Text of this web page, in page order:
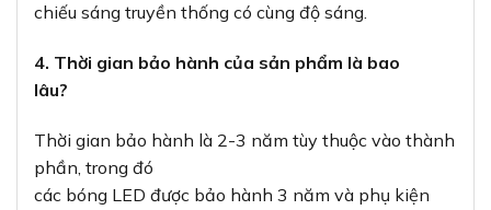
chiếu sáng truyền thống có cùng độ sáng.
4. Thời gian bảo hành của sản phẩm là bao
lâu?
Thời gian bảo hành là 2-3 năm tùy thuộc vào thành
phần, trong đó
các bóng LED được bảo hành 3 năm và phụ kiện